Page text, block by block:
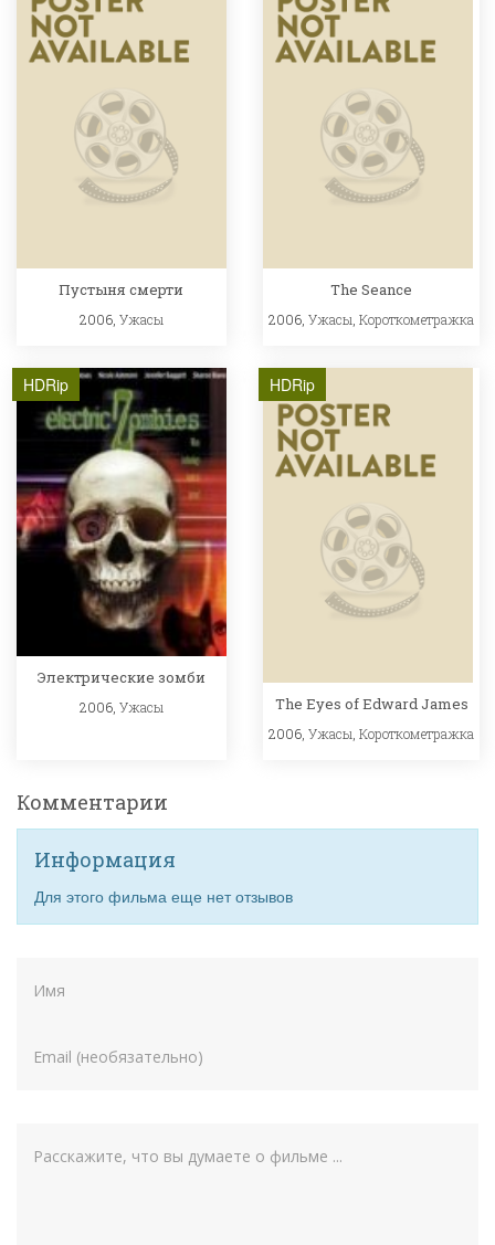
Пустыня смерти
2006, Ужасы
The Seance
2006,Ужасы ,Короткометражка
HDRip
Электрические зомби
2006, Ужасы
HDRip
The Eyes of Edward James
2006,Ужасы ,Короткометражка
Комментарии
Информация
Для этого фильма еще нет отзывов